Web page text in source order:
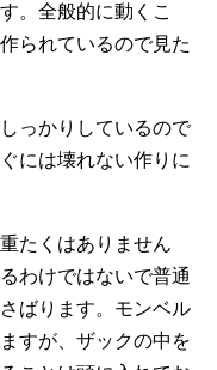
。全般的に動くこ
られているので見た
っかりしているので
には壊れない作りに
たくはありません
わけではないで普通
ばります。モンベル
すが、ザックの中を